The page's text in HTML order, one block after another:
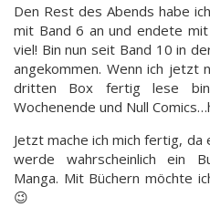
Den Rest des Abends habe
mit Band 6 an und endete
viel! Bin nun seit Band 10 in
angekommen. Wenn ich jetzt
dritten Box fertig lese
Wochenende und Null
Jetzt mache ich mich fertig, da
werde wahrscheinlich ein
Manga. Mit Büchern möchte
😉